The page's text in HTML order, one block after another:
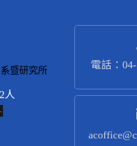
3. 我們會將您提供的個人資
4. 本站不使用 Cookie 儲存
5. 中華民國司法檢調單位必
人
電話：